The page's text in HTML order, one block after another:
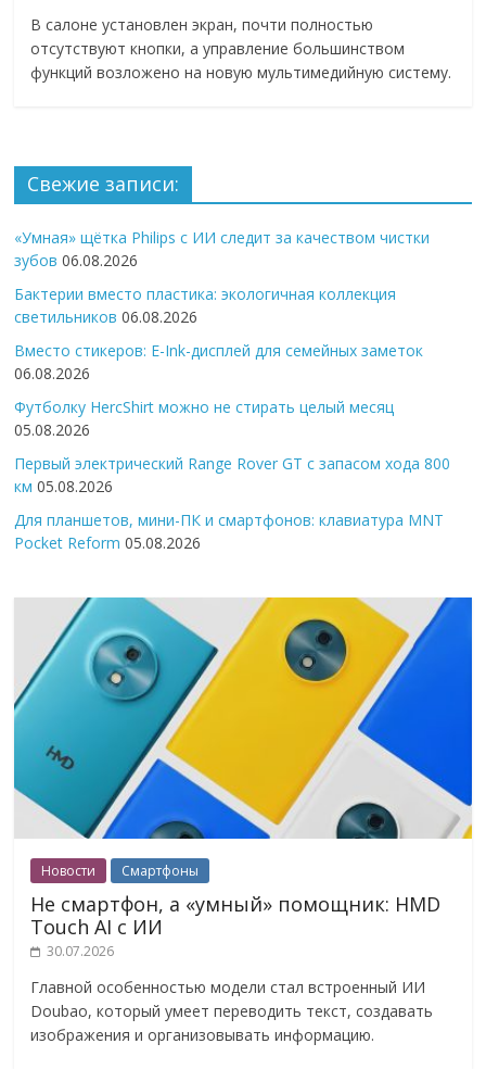
В салоне установлен экран, почти полностью
отсутствуют кнопки, а управление большинством
функций возложено на новую мультимедийную систему.
Свежие записи:
«Умная» щётка Philips с ИИ следит за качеством чистки
зубов 06.08.2026
Бактерии вместо пластика: экологичная коллекция
светильников 06.08.2026
Вместо стикеров: E-Ink-дисплей для семейных заметок
06.08.2026
Футболку HercShirt можно не стирать целый месяц
05.08.2026
Первый электрический Range Rover GT с запасом хода 800
км 05.08.2026
Для планшетов, мини-ПК и смартфонов: клавиатура MNT
Pocket Reform 05.08.2026
Новости Смартфоны
Не смартфон, а «умный» помощник: HMD
Touch AI с ИИ
30.07.2026
Главной особенностью модели стал встроенный ИИ
Doubao, который умеет переводить текст, создавать
изображения и организовывать информацию.